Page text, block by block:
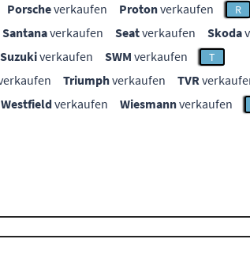
Porscheverkaufen Protonverkaufen R
Santanaverkaufen Seatverkaufen Skoda
Suzukiverkaufen SWM verkaufen T
Triumphverkaufen TVR
Westfieldverkaufen Wiesmannverkaufen